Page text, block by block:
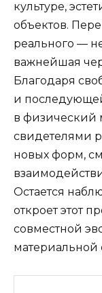
культуре,
объектов.
реального —
важнейшая
Благодаря
и
в физический
свидетелями
новых форм,
Остается
откроет этот
совместной
материальной